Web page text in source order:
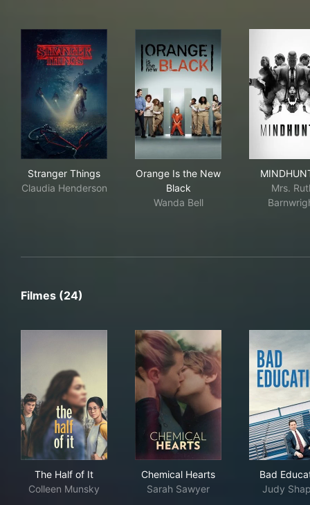
Stranger Things
Claudia Henderson
Orange Is the New
Black
Wanda Bell
Mrs.
Filmes (24)
The Half of It
Colleen Munsky
Chemical Hearts
Sarah Sawyer
Bad
Judy